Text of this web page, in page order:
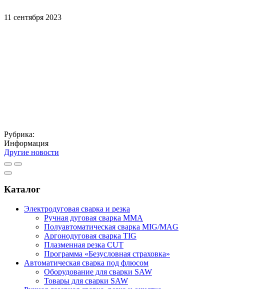
11 сентября 2023
Рубрика:
Информация
Другие новости
Каталог
Электродуговая сварка и резка
Ручная дуговая сварка MMA
Полуавтоматическая сварка MIG/MAG
Аргонодуговая сварка TIG
Плазменная резка CUT
Программа «Безусловная страховка»
Автоматическая сварка под флюсом
Оборудование для сварки SAW
Товары для сварки SAW